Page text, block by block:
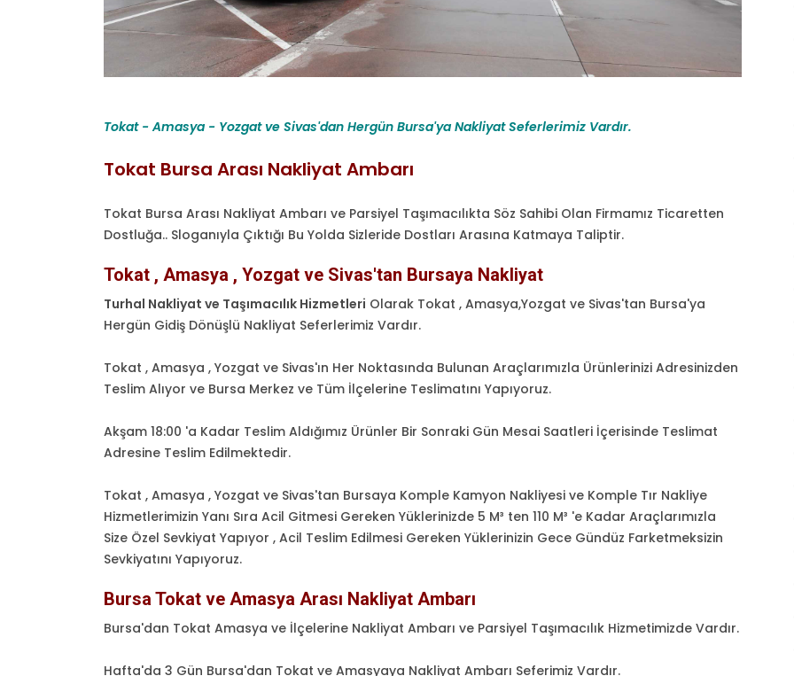
Tokat - Amasya - Yozgat ve Sivas'dan Hergün Bursa'ya Nakliyat Seferlerimiz Vardır.
Tokat Bursa Arası Nakliyat Ambarı
Tokat Bursa Arası Nakliyat Ambarı ve Parsiyel Taşımacılıkta Söz Sahibi Olan Firmamız Ticaretten
Dostluğa.. Sloganıyla Çıktığı Bu Yolda Sizleride Dostları Arasına Katmaya Taliptir.
Tokat , Amasya , Yozgat ve Sivas'tan Bursaya Nakliyat
Turhal Nakliyat ve Taşımacılık Hizmetleri Olarak Tokat , Amasya,Yozgat ve Sivas'tan Bursa'ya
Hergün Gidiş Dönüşlü Nakliyat Seferlerimiz Vardır.
Tokat , Amasya , Yozgat ve Sivas'ın Her Noktasında Bulunan Araçlarımızla Ürünlerinizi Adresinizden
Teslim Alıyor ve Bursa Merkez ve Tüm İlçelerine Teslimatını Yapıyoruz.
Akşam 18:00 'a Kadar Teslim Aldığımız Ürünler Bir Sonraki Gün Mesai Saatleri İçerisinde Teslimat
Adresine Teslim Edilmektedir.
Tokat , Amasya , Yozgat ve Sivas'tan Bursaya Komple Kamyon Nakliyesi ve Komple Tır Nakliye
Hizmetlerimizin Yanı Sıra Acil Gitmesi Gereken Yüklerinizde 5 M³ ten 110 M³ 'e Kadar Araçlarımızla
Size Özel Sevkiyat Yapıyor , Acil Teslim Edilmesi Gereken Yüklerinizin Gece Gündüz Farketmeksizin
Sevkiyatını Yapıyoruz.
Bursa Tokat ve Amasya Arası Nakliyat Ambarı
Bursa'dan Tokat Amasya ve İlçelerine Nakliyat Ambarı ve Parsiyel Taşımacılık Hizmetimizde Vardır.
Hafta'da 3 Gün Bursa'dan Tokat ve Amasyaya Nakliyat Ambarı Seferimiz Vardır.